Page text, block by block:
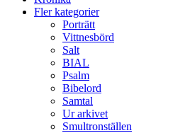
Fler kategorier
Porträtt
Vittnesbörd
Salt
BIAL
Psalm
Bibelord
Samtal
Ur arkivet
Smultronställen